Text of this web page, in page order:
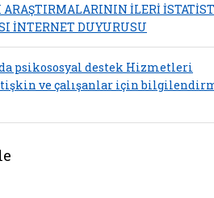
ARAŞTIRMALARININ İLERİ
İNTERNET DUYURUSU
psikososyal destek Hizmetleri
ve çalışanlar için